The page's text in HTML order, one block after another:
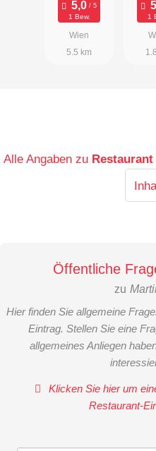
1 Bew.
Wien
5.5 km
1
Alle Angaben zu
Öffentliche
zu
Hier finden Sie allgemeine
Eintrag. Stellen Sie eine
allgemeines Anliegen
Klicken Sie hier um
Restaurant-